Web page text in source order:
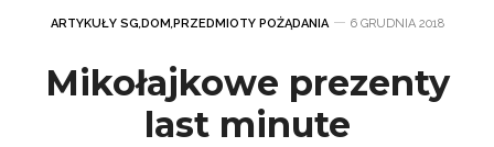
ARTYKUŁY SG,DOM,PRZEDMIOTY POŻĄDANIA 6 GRUDNIA 2018
Mikołajkowe prezenty
last minute